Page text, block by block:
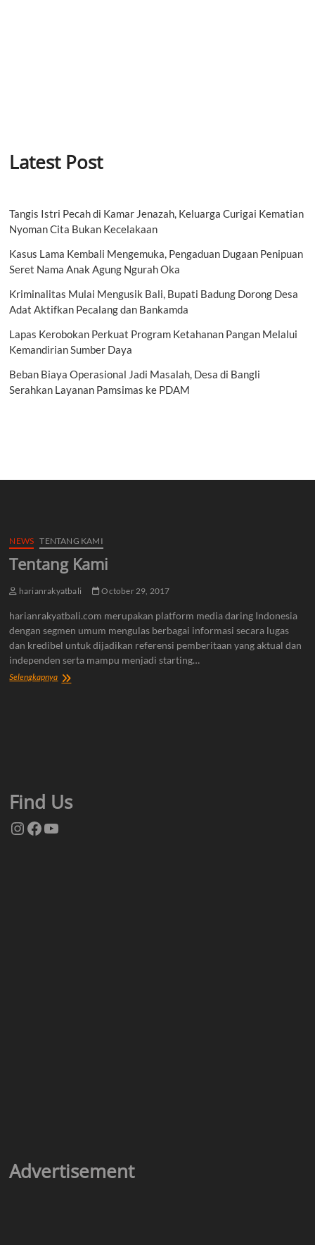
Latest Post
Tangis Istri Pecah di Kamar Jenazah, Keluarga Curigai Kematian
Nyoman Cita Bukan Kecelakaan
Kasus Lama Kembali Mengemuka, Pengaduan Dugaan Penipuan
Seret Nama Anak Agung Ngurah Oka
Kriminalitas Mulai Mengusik Bali, Bupati Badung Dorong Desa
Adat Aktifkan Pecalang dan Bankamda
Lapas Kerobokan Perkuat Program Ketahanan Pangan Melalui
Kemandirian Sumber Daya
Beban Biaya Operasional Jadi Masalah, Desa di Bangli
Serahkan Layanan Pamsimas ke PDAM
NEWS TENTANG KAMI
Tentang Kami
harianrakyatbali October 29, 2017
harianrakyatbali.com merupakan platform media daring Indonesia
dengan segmen umum mengulas berbagai informasi secara lugas
dan kredibel untuk dijadikan referensi pemberitaan yang aktual dan
independen serta mampu menjadi starting…
SelengkapnyaTentang
Find Us
Instagram
Facebook
YouTube
Advertisement